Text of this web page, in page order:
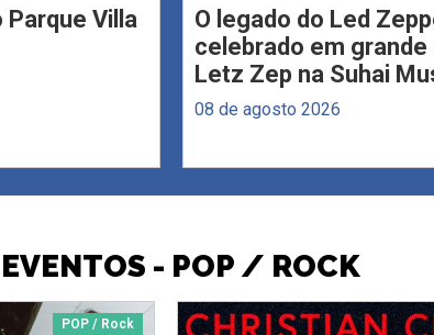
Parque Villa
O legado do Led
celebrado em
Letz Zep na Suhai
08 de agosto 2026
- POP / ROCK
POP / Rock